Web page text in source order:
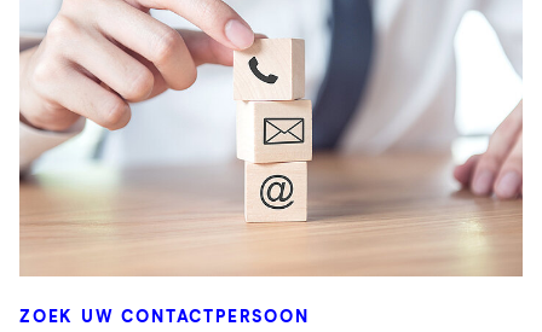
ZOEK UW CONTACTPERSOON